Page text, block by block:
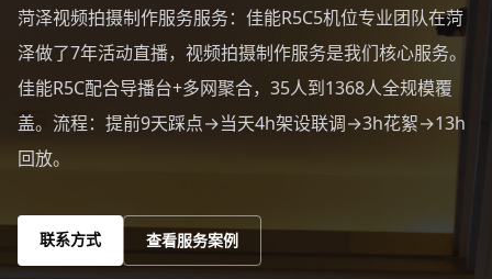
菏泽视频拍摄制作服务服务：佳能R5C5机位专业团队在菏
泽做了7年活动直播，视频拍摄制作服务是我们核心服务。
佳能R5C配合导播台+多网聚合，35人到1368人全规模覆
盖。流程：提前9天踩点→当天4h架设联调→3h花絮→13h
回放。
联系方式 查看服务案例